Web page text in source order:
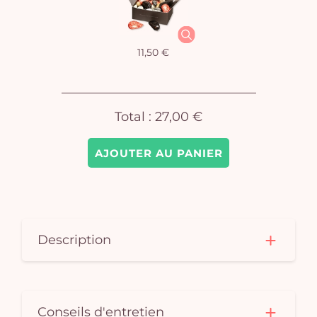
AJOUTER AU PANIER
11,50 €
Total : 27,00 €
Description
Conseils d'entretien